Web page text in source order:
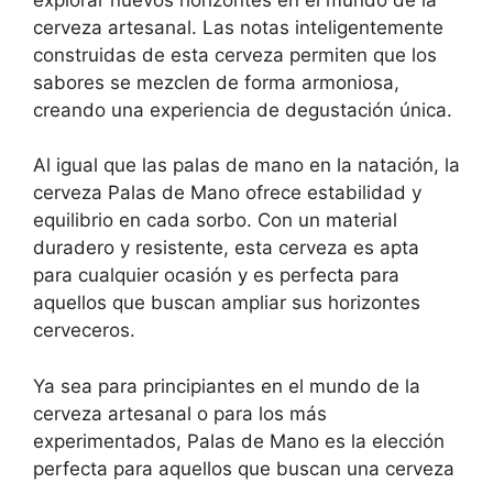
cerveza artesanal. Las notas inteligentemente
construidas de esta cerveza permiten que los
sabores se mezclen de forma armoniosa,
creando una experiencia de degustación única.
Al igual que las palas de mano en la natación, la
cerveza Palas de Mano ofrece estabilidad y
equilibrio en cada sorbo. Con un material
duradero y resistente, esta cerveza es apta
para cualquier ocasión y es perfecta para
aquellos que buscan ampliar sus horizontes
cerveceros.
Ya sea para principiantes en el mundo de la
cerveza artesanal o para los más
experimentados, Palas de Mano es la elección
perfecta para aquellos que buscan una cerveza